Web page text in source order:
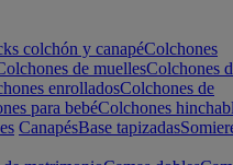
colchón y canapéColchones
de muellesColchones
enrolladosColchones de
para bebéColchones
CanapésBase tapizadas